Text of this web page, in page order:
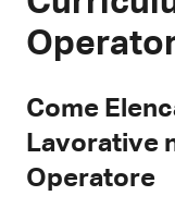
Come
Lavorative
Operatore